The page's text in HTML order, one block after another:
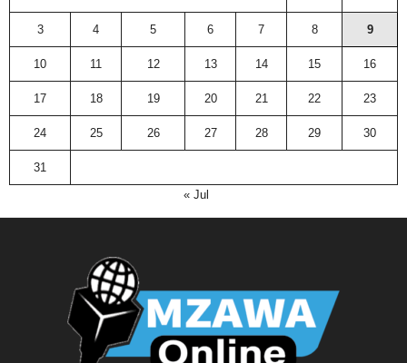
3 4 5 6 7 8 9
10 11 12 13 14 15 16
17 18 19 20 21 22 23
24 25 26 27 28 29 30
31
« Jul